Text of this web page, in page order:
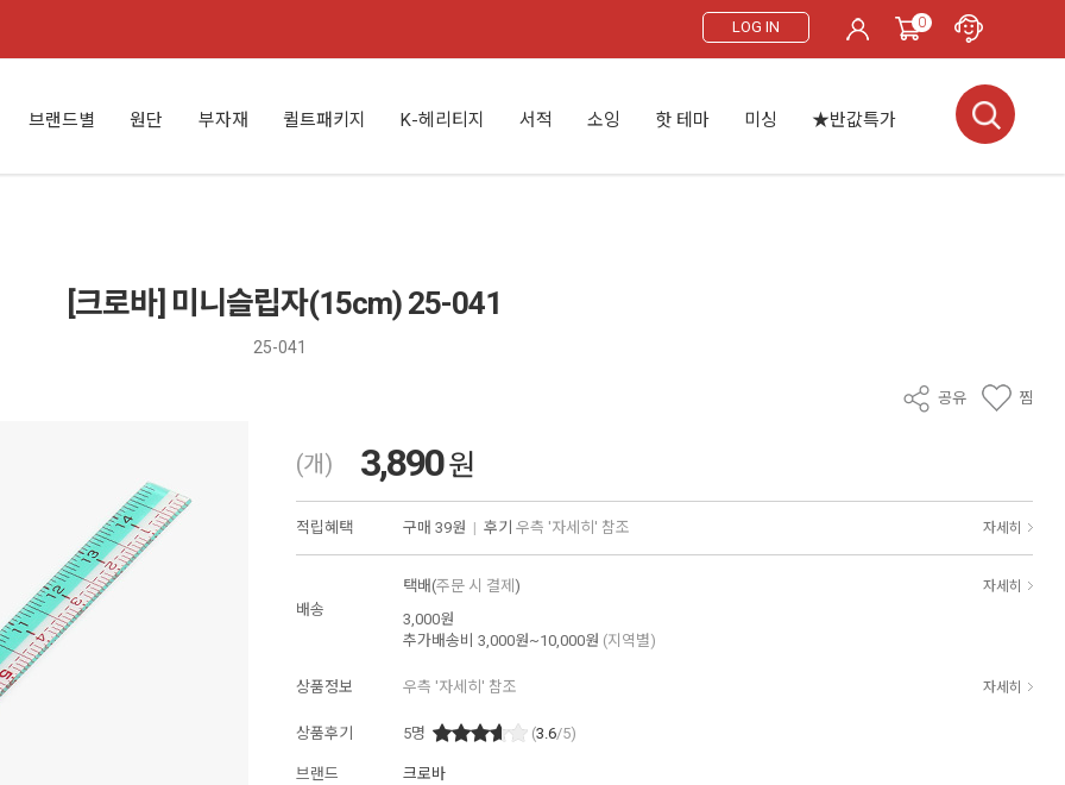
LOG IN 0
브랜드별 원단 부자재 퀼트패키지 K-헤리티지 서적 소잉 핫 테마 미싱 ★반값특가
[크로바] 미니슬립자(15cm) 25-041
25-041
공유 찜
(개) 3,890원
적립혜택 구매 39원 | 후기 우측 '자세히' 참조 자세히
배송
택배(주문 시 결제 ) 자세히
3,000원
추가배송비 3,000원~10,000원 (지역별)
상품정보 우측 '자세히' 참조 자세히
상품후기 5명 (3.6/5)
브랜드 크로바